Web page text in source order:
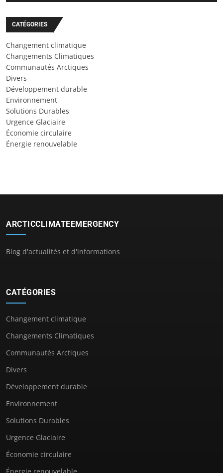
CATÉGORIES
Changement climatique
Changements Climatiques
Communautés Arctiques
Divers
Développement durable
Environnement
Solutions Durables
Urgence Glaciaire
Économie circulaire
Énergie renouvelable
ARCTICCLIMATEEMERGENCY
Blog d'actualités et d'informations
CATÉGORIES
Changement climatique
Changements Climatiques
Communautés Arctiques
Divers
Développement durable
Environnement
Solutions Durables
Urgence Glaciaire
Économie circulaire
Énergie renouvelable